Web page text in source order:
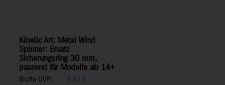
Kinetic Art: Metal Wind
Spinner: Ersatz
Sicherungsring 30 mm,
passend für Modelle ab 14+
Brutto UVP: 0,50 €